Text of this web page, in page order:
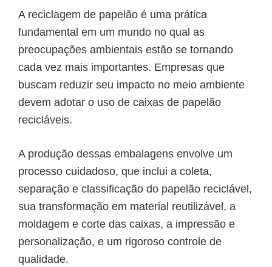
A reciclagem de papelão é uma prática
fundamental em um mundo no qual as
preocupações ambientais estão se tornando
cada vez mais importantes. Empresas que
buscam reduzir seu impacto no meio ambiente
devem adotar o uso de caixas de papelão
recicláveis.
A produção dessas embalagens envolve um
processo cuidadoso, que inclui a coleta,
separação e classificação do papelão reciclável,
sua transformação em material reutilizável, a
moldagem e corte das caixas, a impressão e
personalização, e um rigoroso controle de
qualidade.